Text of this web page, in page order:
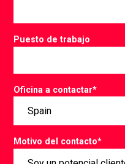
Puesto de trabajo
Oficina a contactar*
Motivo del contacto*